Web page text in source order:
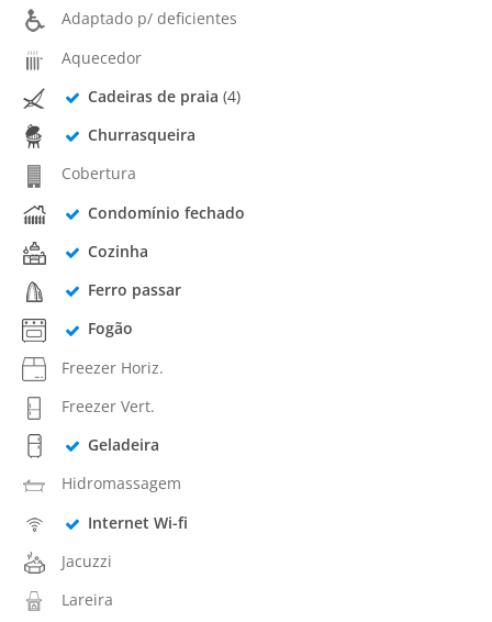
Adaptado p/ deficientes
Aquecedor
Cadeiras de praia (4)
Churrasqueira
Cobertura
Condomínio fechado
Cozinha
Ferro passar
Fogão
Freezer Horiz.
Freezer Vert.
Geladeira
Hidromassagem
Internet Wi-fi
Jacuzzi
Lareira